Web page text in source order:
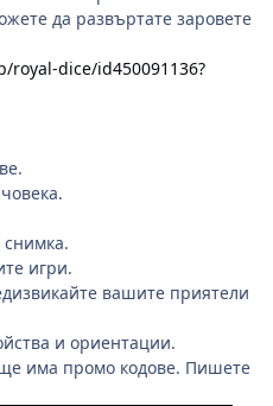
да развъртате заровете
dice/id450091136?
игри.
вашите приятели
и ориентации.
има промо кодове. Пишете